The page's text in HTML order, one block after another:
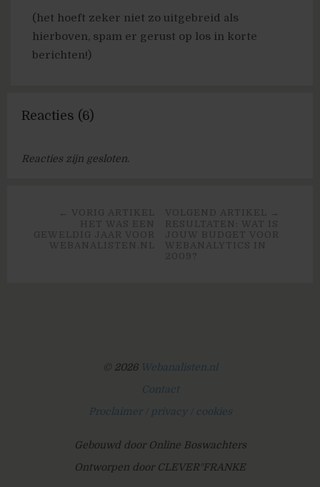
(het hoeft zeker niet zo uitgebreid als
hierboven, spam er gerust op los in korte
berichten!)
Reacties (6)
Reacties zijn gesloten.
VOLGEND ARTIKEL →
RESULTATEN: WAT IS
JOUW BUDGET VOOR
WEBANALYTICS IN
2009?
← VORIG ARTIKEL
HET WAS EEN
GEWELDIG JAAR VOOR
WEBANALISTEN.NL
© 2026 Webanalisten.nl
Contact
Proclaimer / privacy / cookies
Gebouwd door Online Boswachters
Ontworpen door CLEVER°FRANKE